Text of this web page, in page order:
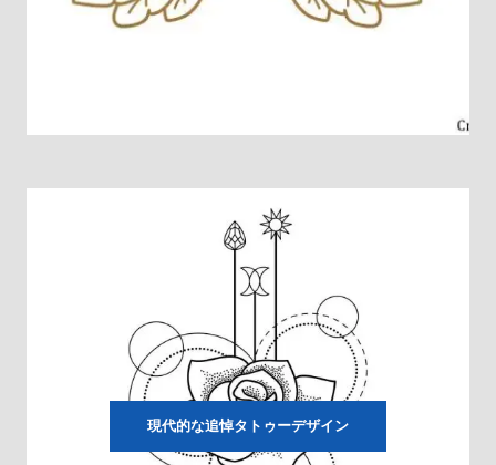
現代的な追悼タトゥーデザイン